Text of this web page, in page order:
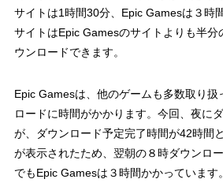
サイトは1時間30分、Epic Gamesは３時
サイトはEpic Gamesのサイトよりも半分
ウンロードできます。
Epic Gamesは、他のゲームも多数取り扱
ロードに時間がかかります。今回、夜に
が、ダウンロード予定完了時間が42時間
が表示されたため、翌朝の８時ダウンロ
でもEpic Gamesは３時間かかっています。